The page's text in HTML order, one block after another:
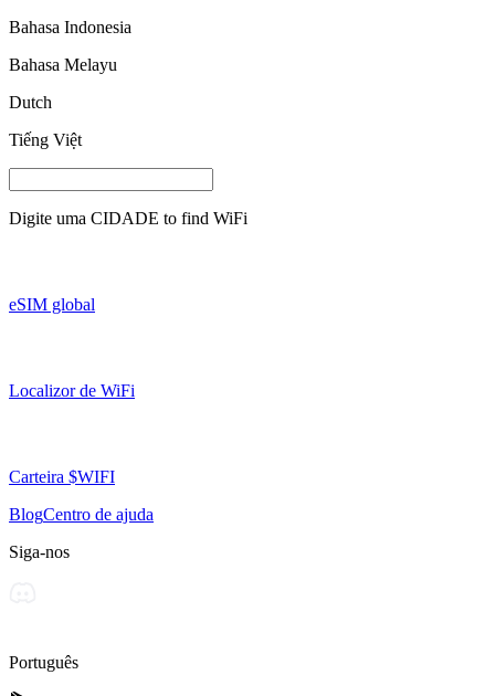
Bahasa Indonesia
Bahasa Melayu
Dutch
Tiếng Việt
Digite uma CIDADE to find WiFi
eSIM global
Localizor de WiFi
Carteira $WIFI
BlogCentro de ajuda
Siga-nos
Português